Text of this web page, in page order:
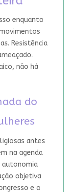
enquanto
Resistência
não há
do
antes
na agenda
autonomia
objetiva
e o